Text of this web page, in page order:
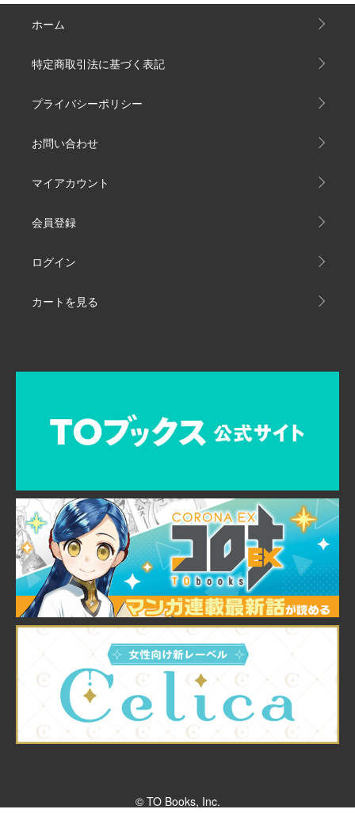
ホーム
特定商取引法に基づく表記
プライバシーポリシー
お問い合わせ
マイアカウント
会員登録
ログイン
カートを見る
© TO Books, Inc.